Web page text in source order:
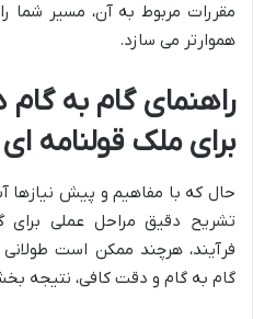
مقررات مربوط به آن، مسیر شما
هموارتر می سازد.
راهنمای گام به
برای ملک قولنامه ای
حال که با مفاهیم و پیش نیازها
تشریح دقیق مراحل عملی برای
فرآیند، هرچند ممکن است طولانی
گام به گام و دقت کافی، نتیجه